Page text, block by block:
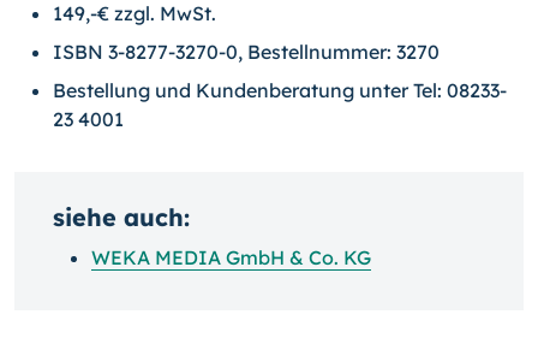
149,-€ zzgl. MwSt.
ISBN 3-8277-3270-0, Bestellnummer: 3270
Bestellung und Kundenberatung unter Tel: 08233-
23 4001
siehe auch:
WEKA MEDIA GmbH & Co. KG